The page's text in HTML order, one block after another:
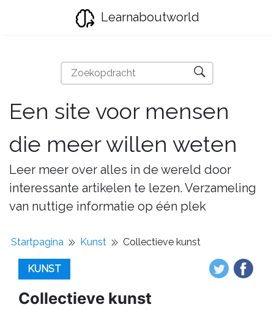
Learnaboutworld
Een site voor mensen
die meer willen weten
Leer meer over alles in de wereld door
interessante artikelen te lezen. Verzameling
van nuttige informatie op één plek
Startpagina Kunst Collectieve kunst
KUNST
Collectieve kunst